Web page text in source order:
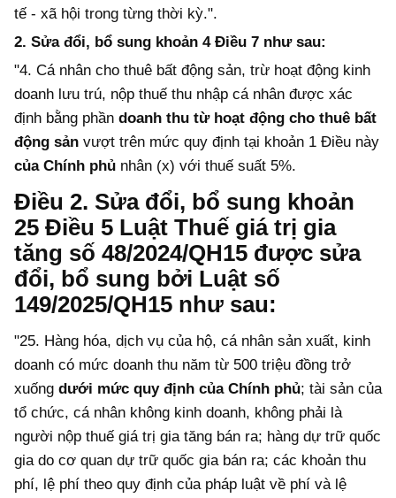
tế - xã hội trong từng thời kỳ.".
2. Sửa đổi, bổ sung khoản 4 Điều 7 như sau:
"4. Cá nhân cho thuê bất động sản, trừ hoạt động kinh
doanh lưu trú, nộp thuế thu nhập cá nhân được xác
định bằng phần doanh thu từ hoạt động cho thuê bất
động sản vượt trên mức quy định tại khoản 1 Điều này
của Chính phủ nhân (x) với thuế suất 5%.
Điều 2. Sửa đổi, bổ sung khoản
25 Điều 5 Luật Thuế giá trị gia
tăng số 48/2024/QH15 được sửa
đổi, bổ sung bởi Luật số
149/2025/QH15 như sau:
"25. Hàng hóa, dịch vụ của hộ, cá nhân sản xuất, kinh
doanh có mức doanh thu năm từ 500 triệu đồng trở
xuống dưới mức quy định của Chính phủ; tài sản của
tổ chức, cá nhân không kinh doanh, không phải là
người nộp thuế giá trị gia tăng bán ra; hàng dự trữ quốc
gia do cơ quan dự trữ quốc gia bán ra; các khoản thu
phí, lệ phí theo quy định của pháp luật về phí và lệ